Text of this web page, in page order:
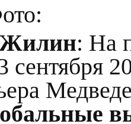
Жилин: На
сентября